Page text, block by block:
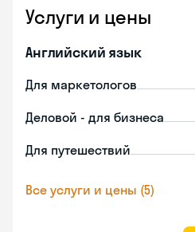
Услуги и цены
Английский язык
Для маркетологов
Деловой - для бизнеса
Для путешествий
Все услуги и цены (5)